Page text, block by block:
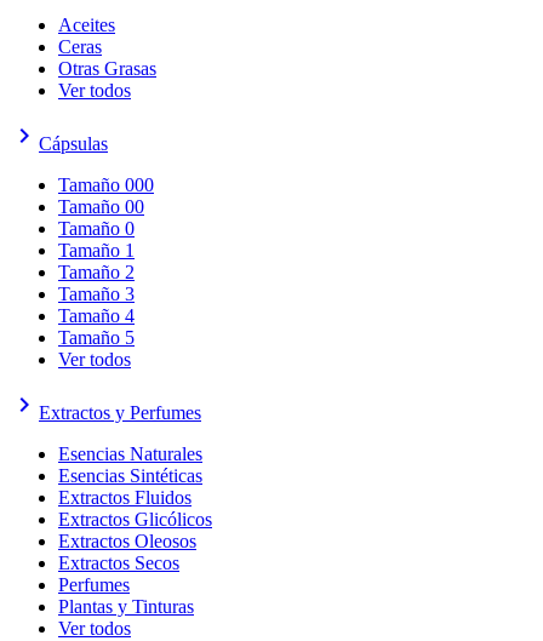
Aceites
Ceras
Otras Grasas
Ver todos
keyboard_arrow_right Cápsulas
Tamaño 000
Tamaño 00
Tamaño 0
Tamaño 1
Tamaño 2
Tamaño 3
Tamaño 4
Tamaño 5
Ver todos
keyboard_arrow_right Extractos y Perfumes
Esencias Naturales
Esencias Sintéticas
Extractos Fluidos
Extractos Glicólicos
Extractos Oleosos
Extractos Secos
Perfumes
Plantas y Tinturas
Ver todos